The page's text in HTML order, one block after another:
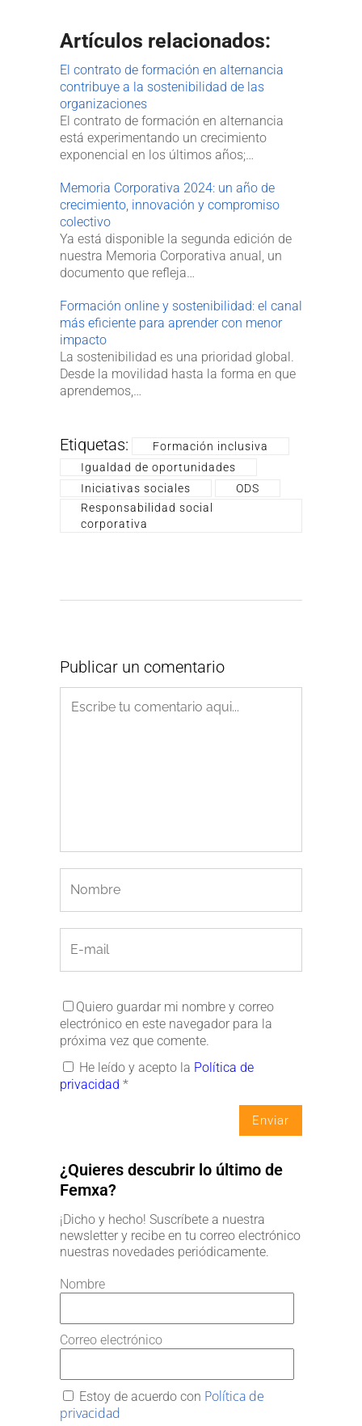
Artículos relacionados:
El contrato de formación en alternancia
contribuye a la sostenibilidad de las
organizaciones
El contrato de formación en alternancia
está experimentando un crecimiento
exponencial en los últimos años;…
Memoria Corporativa 2024: un año de
crecimiento, innovación y compromiso
colectivo
Ya está disponible la segunda edición de
nuestra Memoria Corporativa anual, un
documento que refleja…
Formación online y sostenibilidad: el canal
más eficiente para aprender con menor
impacto
La sostenibilidad es una prioridad global.
Desde la movilidad hasta la forma en que
aprendemos,…
Etiquetas:
Formación inclusiva
Igualdad de oportunidades
Iniciativas sociales
ODS
Responsabilidad social
corporativa
Publicar un comentario
Quiero guardar mi nombre y correo
electrónico en este navegador para la
próxima vez que comente.
He leído y acepto la Política de
privacidad *
¿Quieres descubrir lo último de
Femxa?
¡Dicho y hecho! Suscríbete a nuestra
newsletter y recibe en tu correo electrónico
nuestras novedades periódicamente.
Nombre
Correo electrónico
Estoy de acuerdo con Política de
privacidad